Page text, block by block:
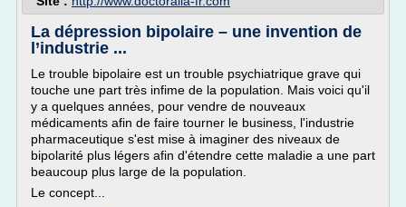
La dépression bipolaire – une invention de
l’industrie ...
Le trouble bipolaire est un trouble psychiatrique grave qui
touche une part très infime de la population. Mais voici qu'il
y a quelques années, pour vendre de nouveaux
médicaments afin de faire tourner le business, l'industrie
pharmaceutique s'est mise à imaginer des niveaux de
bipolarité plus légers afin d'étendre cette maladie a une part
beaucoup plus large de la population.
Le concept...